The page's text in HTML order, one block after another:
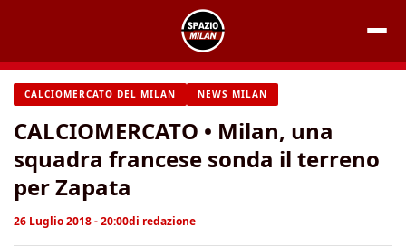
contenuto
CALCIOMERCATO DEL MILAN NEWS MILAN
CALCIOMERCATO • Milan, una
squadra francese sonda il terreno
per Zapata
26 Luglio 2018 - 20:00di redazione